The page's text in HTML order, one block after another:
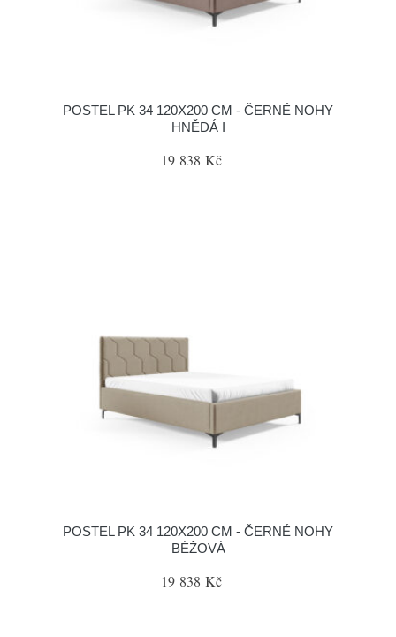
POSTEL PK 34 120X200 CM - ČERNÉ NOHY
HNĚDÁ I
19 838 Kč
POSTEL PK 34 120X200 CM - ČERNÉ NOHY
BÉŽOVÁ
19 838 Kč